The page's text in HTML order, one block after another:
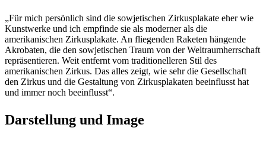
„Für mich persönlich sind die sowjetischen Zirkusplakate eher wie
Kunstwerke und ich empfinde sie als moderner als die
amerikanischen Zirkusplakate. An fliegenden Raketen hängende
Akrobaten, die den sowjetischen Traum von der Weltraumherrschaft
repräsentieren. Weit entfernt vom traditionelleren Stil des
amerikanischen Zirkus. Das alles zeigt, wie sehr die Gesellschaft
den Zirkus und die Gestaltung von Zirkusplakaten beeinflusst hat
und immer noch beeinflusst“.
Darstellung und Image